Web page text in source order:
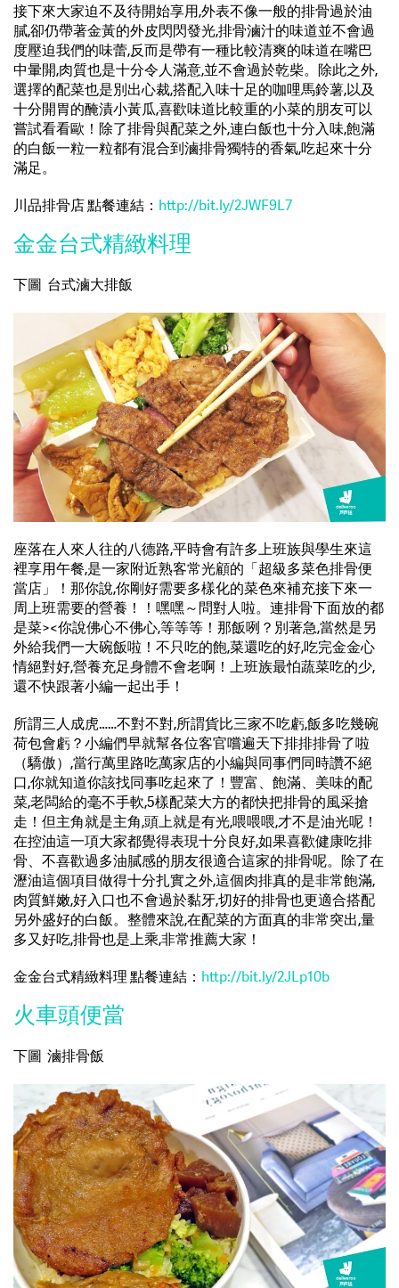
接下來大家迫不及待開始享用,外表不像一般的排骨過於油
膩,卻仍帶著金黃的外皮閃閃發光,排骨滷汁的味道並不會過
度壓迫我們的味蕾,反而是帶有一種比較清爽的味道在嘴巴
中暈開,肉質也是十分令人滿意,並不會過於乾柴。除此之外,
選擇的配菜也是別出心裁,搭配入味十足的咖哩馬鈴薯,以及
十分開胃的醃漬小黃瓜,喜歡味道比較重的小菜的朋友可以
嘗試看看歐！除了排骨與配菜之外,連白飯也十分入味,飽滿
的白飯一粒一粒都有混合到滷排骨獨特的香氣,吃起來十分
滿足。
川品排骨店 點餐連結： http://bit.ly/2JWF9L7
金金台式精緻料理
下圖 台式滷大排飯
座落在人來人往的八德路,平時會有許多上班族與學生來這
裡享用午餐,是一家附近熟客常光顧的「超級多菜色排骨便
當店」！那你說,你剛好需要多樣化的菜色來補充接下來一
周上班需要的營養！！嘿嘿～問對人啦。連排骨下面放的都
是菜><你說佛心不佛心,等等等！那飯咧？別著急,當然是另
外給我們一大碗飯啦！不只吃的飽,菜還吃的好,吃完金金心
情絕對好,營養充足身體不會老啊！上班族最怕蔬菜吃的少,
還不快跟著小編一起出手！
所謂三人成虎……不對不對,所謂貨比三家不吃虧,飯多吃幾碗
荷包會虧？小編們早就幫各位客官嚐遍天下排排排骨了啦
（驕傲）,當行萬里路吃萬家店的小編與同事們同時讚不絕
口,你就知道你該找同事吃起來了！豐富、飽滿、美味的配
菜,老闆給的毫不手軟,5樣配菜大方的都快把排骨的風采搶
走！但主角就是主角,頭上就是有光,喂喂喂,才不是油光呢！
在控油這一項大家都覺得表現十分良好,如果喜歡健康吃排
骨、不喜歡過多油膩感的朋友很適合這家的排骨呢。除了在
瀝油這個項目做得十分扎實之外,這個肉排真的是非常飽滿,
肉質鮮嫩,好入口也不會過於黏牙,切好的排骨也更適合搭配
另外盛好的白飯。整體來說,在配菜的方面真的非常突出,量
多又好吃,排骨也是上乘,非常推薦大家！
金金台式精緻料理 點餐連結： http://bit.ly/2JLp10b
火車頭便當
下圖 滷排骨飯